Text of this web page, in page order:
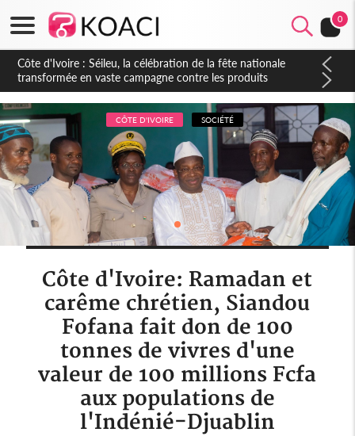
0
Côte d'Ivoire : Séileu, la célébration de la fête nationale
transformée en vaste campagne contre les produits
dépigmentants dangereux
CÔTE D'IVOIRE SOCIÉTÉ
Côte d'Ivoire: Ramadan et
carême chrétien, Siandou
Fofana fait don de 100
tonnes de vivres d'une
valeur de 100 millions Fcfa
aux populations de
l'Indénié-Djuablin